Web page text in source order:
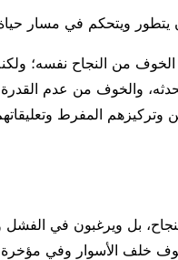
يتطور ويتحكم في مسار
من النجاح نفسه؛
والخوف من عدم
وتركيزهم المفرط
بل ويرغبون في
خلف الأسوار وفي